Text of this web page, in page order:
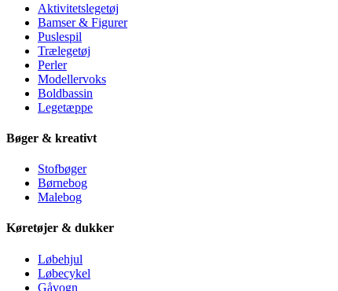
Aktivitetslegetøj
Bamser & Figurer
Puslespil
Trælegetøj
Perler
Modellervoks
Boldbassin
Legetæppe
Bøger & kreativt
Stofbøger
Børnebog
Malebog
Køretøjer & dukker
Løbehjul
Løbecykel
Gåvogn